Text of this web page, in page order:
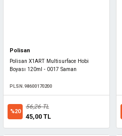
Polisan
Polisan X1ART Multisurface Hobi
Boyası 120ml - 0017 Saman
PLSN.98600170200
%20
56,26 TL
45,00 TL